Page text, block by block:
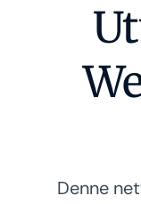
Denne